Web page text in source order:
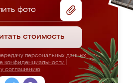
фото
стоимость
персональных данных
конфиденциальности
соглашению